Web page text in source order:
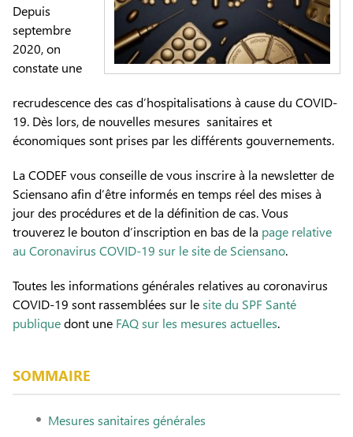
Depuis
septembre
2020, on
constate une
recrudescence des cas d’hospitalisations à cause du COVID-
19. Dès lors, de nouvelles mesures sanitaires et
économiques sont prises par les différents gouvernements.
La CODEF vous conseille de vous inscrire à la newsletter de
Sciensano afin d’être informés en temps réel des mises à
jour des procédures et de la définition de cas. Vous
trouverez le bouton d’inscription en bas de la page relative
au Coronavirus COVID-19 sur le site de Sciensano.
Toutes les informations générales relatives au coronavirus
COVID-19 sont rassemblées sur lesite du SPF Santé
publiquedont une FAQ sur les mesures actuelles.
SOMMAIRE
Mesures sanitaires générales